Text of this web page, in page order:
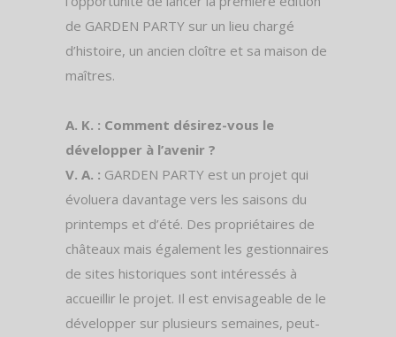
de GARDEN PARTY sur un lieu chargé
d’histoire, un ancien cloître et sa maison de
maîtres.
A. K. : Comment désirez-vous le
développer à l’avenir ?
V. A. : GARDEN PARTY est un projet qui
évoluera davantage vers les saisons du
printemps et d’été. Des propriétaires de
châteaux mais également les gestionnaires
de sites historiques sont intéressés à
accueillir le projet. Il est envisageable de le
développer sur plusieurs semaines, peut-